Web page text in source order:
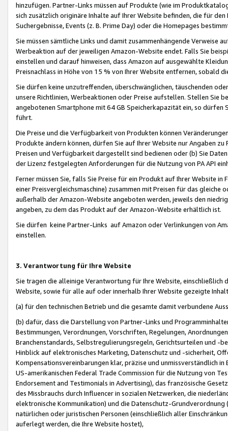
hinzufügen. Partner-Links müssen auf Produkte (wie im
sich zusätzlich originäre Inhalte auf Ihrer Website befinden, die für
Suchergebnisse, Events (z. B. Prime Day) oder die Homepages
Sie müssen sämtliche Links und damit zusammenhängende
Werbeaktion auf der jeweiligen Amazon-Website endet. Falls Sie
einstellen und darauf hinweisen, dass Amazon auf ausgewählte
Preisnachlass in Höhe von 15 % von Ihrer Website entfernen, sobald
Sie dürfen keine unzutreffenden, überschwänglichen, täuschenden
unsere Richtlinien, Werbeaktionen oder Preise aufstellen. Stellen Sie
angebotenen Smartphone mit 64 GB Speicherkapazität ein, so dürfen
führt.
Die Preise und die Verfügbarkeit von Produkten können
Produkte ändern können, dürfen Sie auf Ihrer Website nur Angaben
Preisen und Verfügbarkeit dargestellt sind bedienen oder (b) Sie
der Lizenz festgelegten Anforderungen für die Nutzung von PA API
Ferner müssen Sie, falls Sie Preise für ein Produkt auf Ihrer Website
einer Preisvergleichsmaschine) zusammen mit Preisen für das
außerhalb der Amazon-Website angeboten werden, jeweils den
angeben, zu dem das Produkt auf der Amazon-Website erhältlich ist.
Sie dürfen keine Partner-Links auf Amazon oder Verlinkungen von
einstellen.
3. Verantwortung für Ihre Website
Sie tragen die alleinige Verantwortung für Ihre Website,
Website, sowie für alle auf oder innerhalb Ihrer Website gezeigte
(a) für den technischen Betrieb und die gesamte damit verbundene
(b) dafür, dass die Darstellung von Partner-Links und
Bestimmungen, Verordnungen, Vorschriften, Regelungen,
Branchenstandards, Selbstregulierungsregeln, Gerichtsurteilen und -
Hinblick auf elektronisches Marketing, Datenschutz und -sicherheit,
Kompensationsvereinbarungen klar, präzise und unmissverständlich
US-amerikanischen Federal Trade Commission für die Nutzung von
Endorsement and Testimonials in Advertising), das französische
des Missbrauchs durch Influencer in sozialen Netzwerken, die
elektronische Kommunikation) und die Datenschutz-
natürlichen oder juristischen Personen (einschließlich aller
auferlegt werden, die Ihre Website hostet),